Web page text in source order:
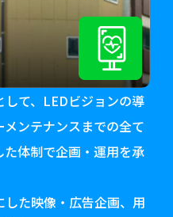
して、LEDビジョンの導
ンテナンスまでの全て
体制で企画・運用を承
た映像・広告企画、用